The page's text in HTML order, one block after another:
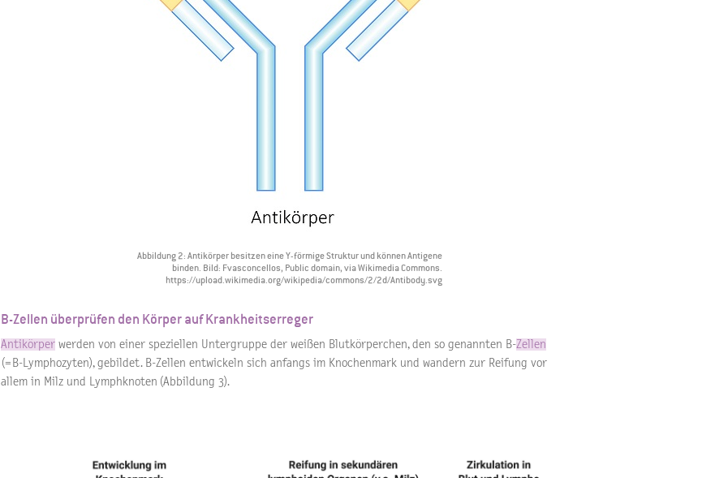
Abbildung 2: Antikörper besitzen eine Y-förmige Struktur und können Antigene
binden. Bild: Fvasconcellos, Public domain, via Wikimedia Commons.
https://upload.wikimedia.org/wikipedia/commons/2/2d/Antibody.svg
B-Zellen überprüfen den Körper auf Krankheitserreger
Antikörper werden von einer speziellen Untergruppe der weißen Blutkörperchen, den so genannten B-Zellen
(=B-Lymphozyten), gebildet. B-Zellen entwickeln sich anfangs im Knochenmark und wandern zur Reifung vor
allem in Milz und Lymphknoten (Abbildung 3).